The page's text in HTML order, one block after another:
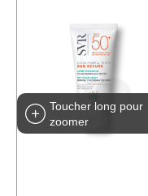
Toucher long pour
zoomer